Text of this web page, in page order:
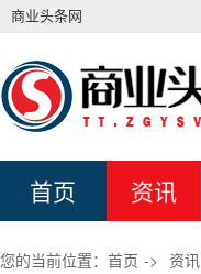
商业头条网
首页 资讯
您的当前位置： 首页 -> 资讯